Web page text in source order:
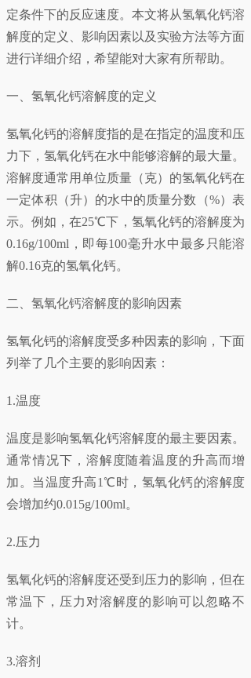
定条件下的反应速度。本文将从氢氧化钙溶
解度的定义、影响因素以及实验方法等方面
进行详细介绍，希望能对大家有所帮助。
一、氢氧化钙溶解度的定义
氢氧化钙的溶解度指的是在指定的温度和压
力下，氢氧化钙在水中能够溶解的最大量。
溶解度通常用单位质量（克）的氢氧化钙在
一定体积（升）的水中的质量分数（%）表
示。例如，在25℃下，氢氧化钙的溶解度为
0.16g/100ml，即每100毫升水中最多只能溶
解0.16克的氢氧化钙。
二、氢氧化钙溶解度的影响因素
氢氧化钙的溶解度受多种因素的影响，下面
列举了几个主要的影响因素：
1.温度
温度是影响氢氧化钙溶解度的最主要因素。
通常情况下，溶解度随着温度的升高而增
加。当温度升高1℃时，氢氧化钙的溶解度
会增加约0.015g/100ml。
2.压力
氢氧化钙的溶解度还受到压力的影响，但在
常温下，压力对溶解度的影响可以忽略不
计。
3.溶剂